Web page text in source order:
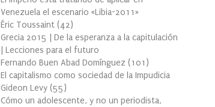
Venezuela el escenario «Libia-2011»
Éric Toussaint (42)
Grecia 2015 | De la esperanza a la capitulación
| Lecciones para el futuro
Fernando Buen Abad Domínguez (101 )
El capitalismo como sociedad de la Impudicia
Gideon Levy (55)
Cómo un adolescente, y no un periodista,